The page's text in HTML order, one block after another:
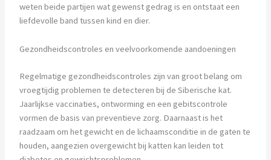
weten beide partijen wat gewenst gedrag is en ontstaat een
liefdevolle band tussen kind en dier.
Gezondheidscontroles en veelvoorkomende aandoeningen
Regelmatige gezondheidscontroles zijn van groot belang om
vroegtijdig problemen te detecteren bij de Siberische kat.
Jaarlijkse vaccinaties, ontworming en een gebitscontrole
vormen de basis van preventieve zorg. Daarnaast is het
raadzaam om het gewicht en de lichaamsconditie in de gaten te
houden, aangezien overgewicht bij katten kan leiden tot